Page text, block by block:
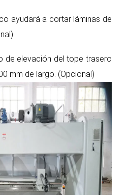
ayudará a cortar láminas de
de elevación del tope trasero
mm de largo. (Opcional)